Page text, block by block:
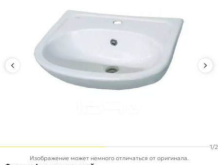
1/2
Изображение может немного отличаться от оригинала.